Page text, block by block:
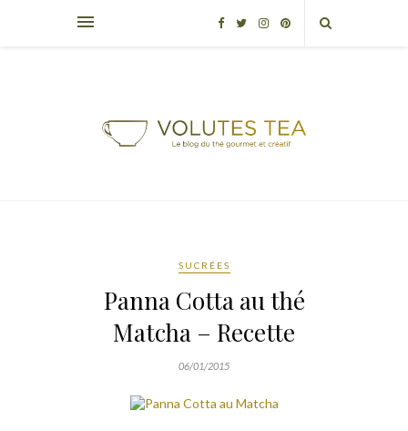
SUCRÉES
Panna Cotta au thé
Matcha – Recette
06/01/2015